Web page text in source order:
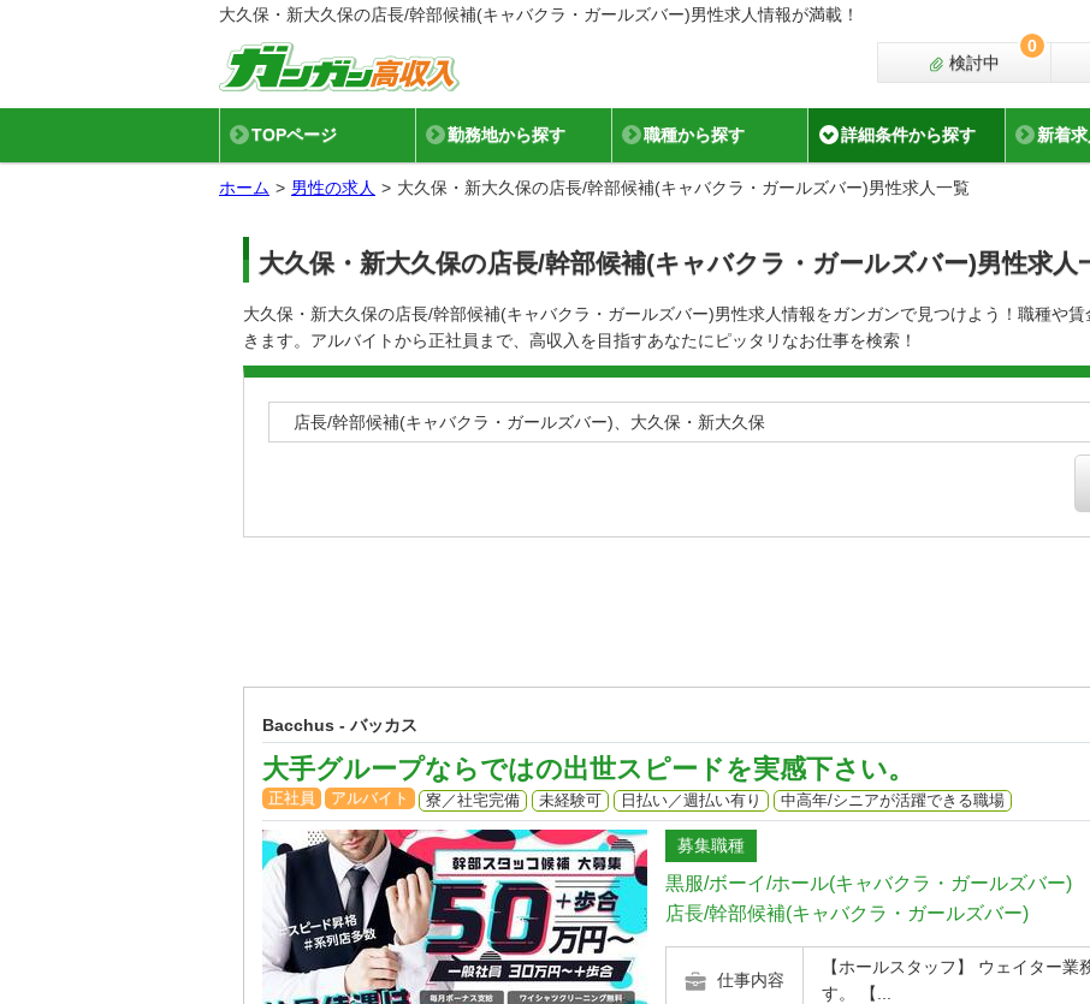
大久保・新大久保の店長/幹部候補(キャバクラ・ガールズバー)男性求人情報が満載！
検討中
0
TOPページ 勤務地から探す 職種から探す 詳細条件から探す 新着
ホーム 男性の求人 大久保・新大久保の店長/幹部候補(キャバクラ・ガールズバー)男性求人一覧
大久保・新大久保の店長/幹部候補(キャバクラ・ガールズバー)男性求人
大久保・新大久保の店長/幹部候補(キャバクラ・ガールズバー)男性求人情報をガンガンで見つけよう！職種や
きます。アルバイトから正社員まで、高収入を目指すあなたにピッタリなお仕事を検索！
店長/幹部候補(キャバクラ・ガールズバー)、大久保・新大久保
Bacchus - バッカス
大手グループならではの出世スピードを実感下さい。
正社員 アルバイト 寮／社宅完備 未経験可 日払い／週払い有り 中高年/シニアが活躍できる職場
募集職種
黒服/ボーイ/ホール(キャバクラ・ガールズバー)
店長/幹部候補(キャバクラ・ガールズバー)
仕事内容
【ホールスタッフ】 ウェイター
す。 【...